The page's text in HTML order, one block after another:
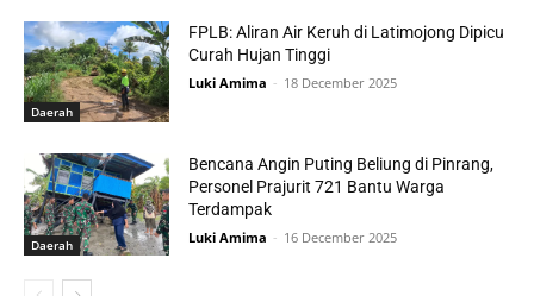
Daerah
FPLB: Aliran Air Keruh di Latimojong Dipicu
Curah Hujan Tinggi
Luki Amima - 18 December 2025
Daerah
Bencana Angin Puting Beliung di Pinrang,
Personel Prajurit 721 Bantu Warga
Terdampak
Luki Amima - 16 December 2025